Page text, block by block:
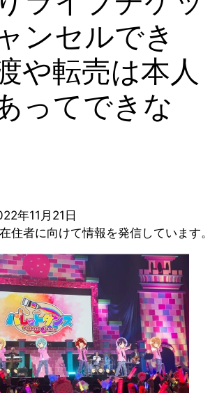
ンセルでき
や転売は本人
ってできな
年11月21日
住者に向けて情報を発信しています。